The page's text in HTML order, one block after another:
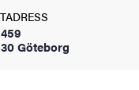
Göteborg